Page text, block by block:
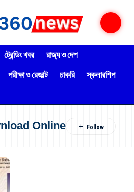
ট্রেন্ডিং খবর
রাজ্য ও দেশ
পরীক্ষা ও রেজাল্ট চাকরি
স্কলারশিপ
Online